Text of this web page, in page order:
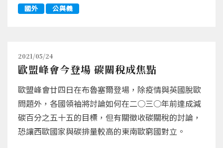
國外 公與義
2021/05/24
歐盟峰會今登場 碳關稅成焦點
歐盟峰會廿四日在布魯塞爾登場，除疫情與英國脫歐
問題外，各國領袖將討論如何在二○三○年前達成減
碳百分之五十五的目標，但有關徵收碳關稅的討論，
恐讓西歐國家與碳排量較高的東南歐窮國對立。